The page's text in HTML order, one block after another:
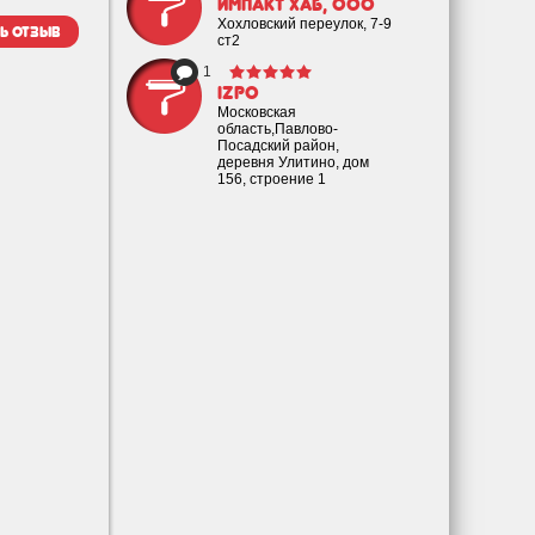
ИМПАКТ ХАБ, ООО
Хохловский переулок, 7-9
ст2
1
IZPO
Московская
область,Павлово-
Посадский район,
деревня Улитино, дом
156, строение 1
отзыв